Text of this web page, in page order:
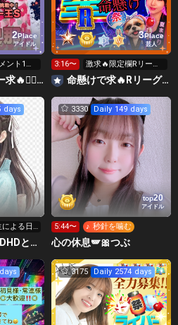
2Place
アイドル
ント1回
🧡
全力Sライバー求🔥❤️‍🔥147cm深川史那のルーム🐸🎈
3Place
芸人
3:16〜
激求🔥限定欄Rリーグ
👑0時～枠に来れる方
ギフト温存
命懸けで求🔥Rリーグ👑夏祭実行委員長🎆こがちゃんのちばります
days
よる日
わかなっち。@ADHDと手帳タイム
top20
アイドル
3330 Daily 149 days
5:44〜 ♪ 秒針を噛む
心の休息🪽🎀つぶ
3175 Daily 2574 days